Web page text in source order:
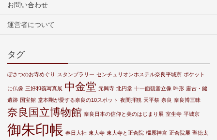
お問い合わせ
運営者について
タグ
ぼさつのお寺めぐり スタンプラリー センチュリオンホステル奈良平城京 ポケット
に仏像 三好和義写真展 中金堂 元興寺 北円堂 十一面観音立像 吽形 唐古・鍵
遺跡 国宝館 堂本剛が愛する奈良の10スポット 夜間拝観 天平祭 奈良 奈良博三昧
奈良国立博物館 奈良日本の信仰と美のはじまり展 室生寺 平城京
御朱印帳 春日大社 東大寺 東大寺と正倉院 橿原神宮 正倉院展 聖徳太